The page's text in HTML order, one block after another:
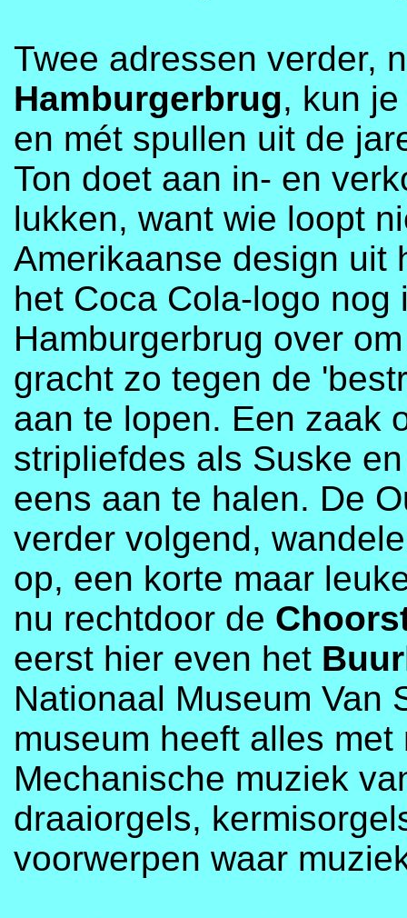
Twee adressen verder,
Hamburgerbrug, kun
en mét spullen uit de
Ton doet aan in- en
lukken, want wie loopt
Amerikaanse design uit
het Coca Cola-logo
Hamburgerbrug over
gracht zo tegen de
aan te lopen. Een zaak
stripliefdes als Suske
eens aan te halen. De
verder volgend,
op, een korte maar
nu rechtdoor de
eerst hier even het
Nationaal Museum Van
museum heeft alles
Mechanische muziek
draaiorgels,
voorwerpen waar